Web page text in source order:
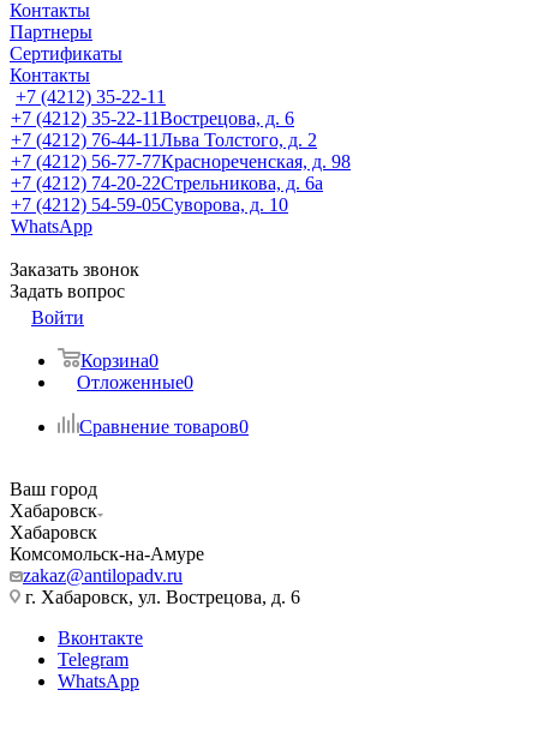
Контакты
Партнеры
Сертификаты
Контакты
+7 (4212) 35-22-11
+7 (4212) 35-22-11Вострецова, д. 6
+7 (4212) 76-44-11Льва Толстого, д. 2
+7 (4212) 56-77-77Краснореченская, д. 98
+7 (4212) 74-20-22Стрельникова, д. 6а
+7 (4212) 54-59-05Суворова, д. 10
WhatsApp
Заказать звонок
Задать вопрос
Войти
Корзина0
Отложенные0
Сравнение товаров0
Ваш город
Хабаровск
Хабаровск
Комсомольск-на-Амуре
zakaz@antilopadv.ru
г. Хабаровск, ул. Вострецова, д. 6
Вконтакте
Telegram
WhatsApp